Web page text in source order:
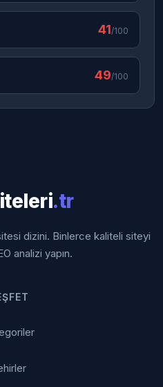
41/100
49/100
.tr
dizini. Binlerce kaliteli siteyi
analizi yapın.